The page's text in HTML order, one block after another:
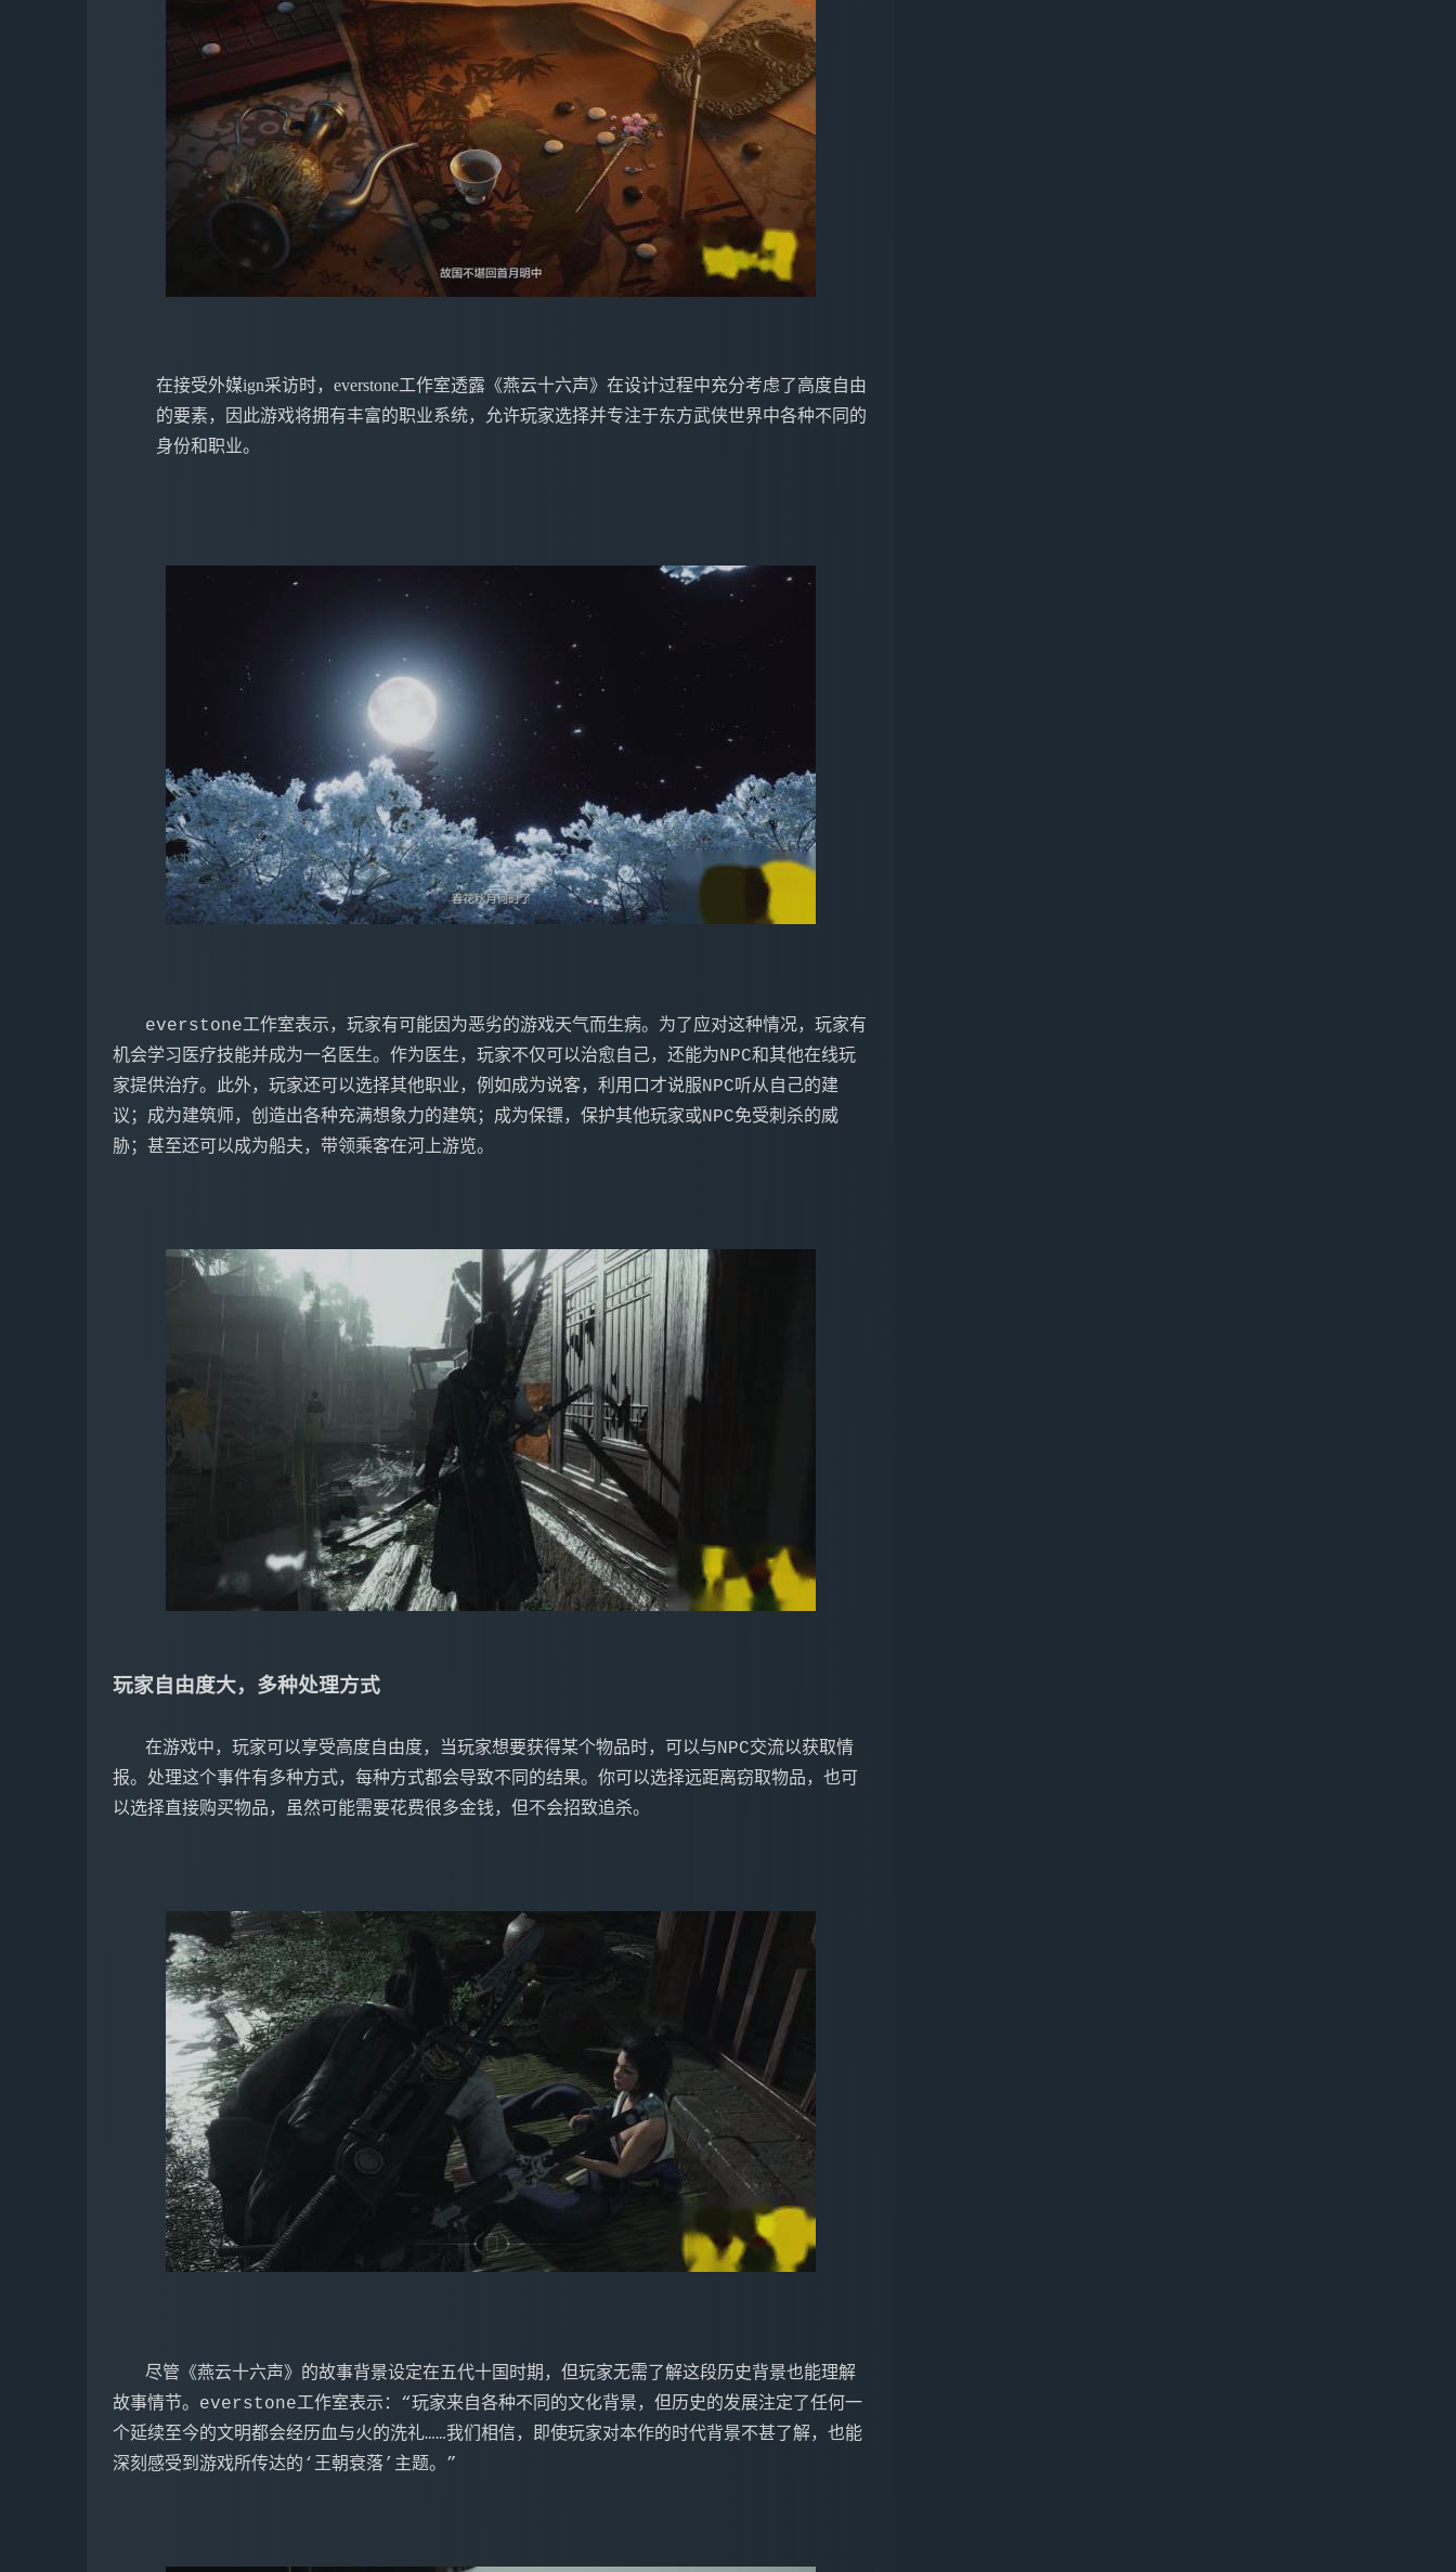
在接受外媒ign采访时，everstone工作室透露《燕云十六声》在设计过程中充分考虑了高度自由
的要素，因此游戏将拥有丰富的职业系统，允许玩家选择并专注于东方武侠世界中各种不同的
身份和职业。
机会学习医疗技能并成为一名医生。作为医生，玩家不仅可以治愈自己，还能为NPC和其他在线玩
家提供治疗。此外，玩家还可以选择其他职业，例如成为说客，利用口才说服NPC听从自己的建
议；成为建筑师，创造出各种充满想象力的建筑；成为保镖，保护其他玩家或NPC免受刺杀的威
玩家自由度大，多种处理方式
报。处理这个事件有多种方式，每种方式都会导致不同的结果。你可以选择远距离窃取物品，也可
故事情节。everstone工作室表示：“玩家来自各种不同的文化背景，但历史的发展注定了任何一
个延续至今的文明都会经历血与火的洗礼……我们相信，即使玩家对本作的时代背景不甚了解，也能